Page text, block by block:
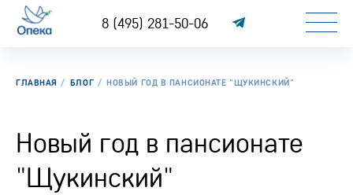
8 (495) 281-50-06
ГЛАВНАЯ БЛОГ НОВЫЙ ГОД В ПАНСИОНАТЕ "ЩУКИНСКИЙ"
Новый год в пансионате
"Щукинский"